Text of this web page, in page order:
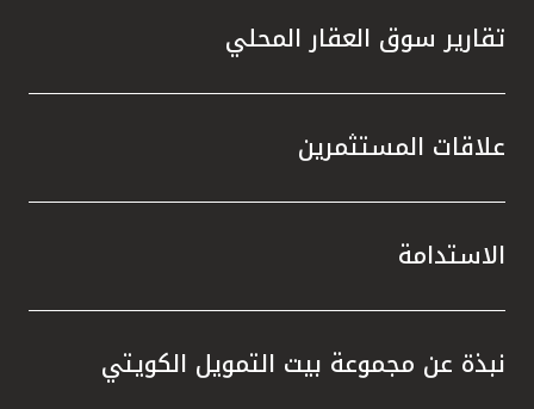
تقارير سوق العقار المحلي
علاقات المستثمرين
الاستدامة
نبذة عن مجموعة بيت التمويل الكويتي